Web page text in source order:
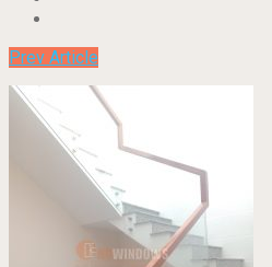
Prev Article